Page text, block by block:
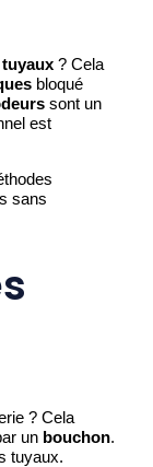
tuyaux ? Cela
bloqué
sont un
est
sans
? Cela
un bouchon.
tuyaux.